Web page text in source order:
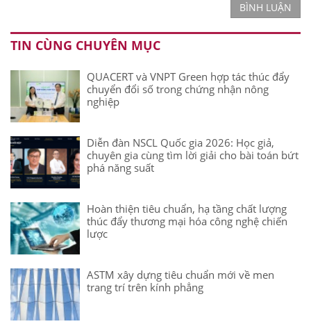
BÌNH LUẬN
TIN CÙNG CHUYÊN MỤC
QUACERT và VNPT Green hợp tác thúc đẩy
chuyển đổi số trong chứng nhận nông
nghiệp
Diễn đàn NSCL Quốc gia 2026: Học giả,
chuyên gia cùng tìm lời giải cho bài toán bứt
phá năng suất
Hoàn thiện tiêu chuẩn, hạ tầng chất lượng
thúc đẩy thương mại hóa công nghệ chiến
lược
ASTM xây dựng tiêu chuẩn mới về men
trang trí trên kính phẳng